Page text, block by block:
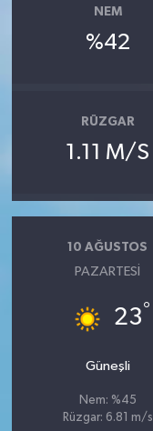
NEM
%42
RÜZGAR
1.11 M/S
10 AĞUSTOS
PAZARTESI
23°
Güneşli
Nem: %45
Rüzgar: 6.81 m/s